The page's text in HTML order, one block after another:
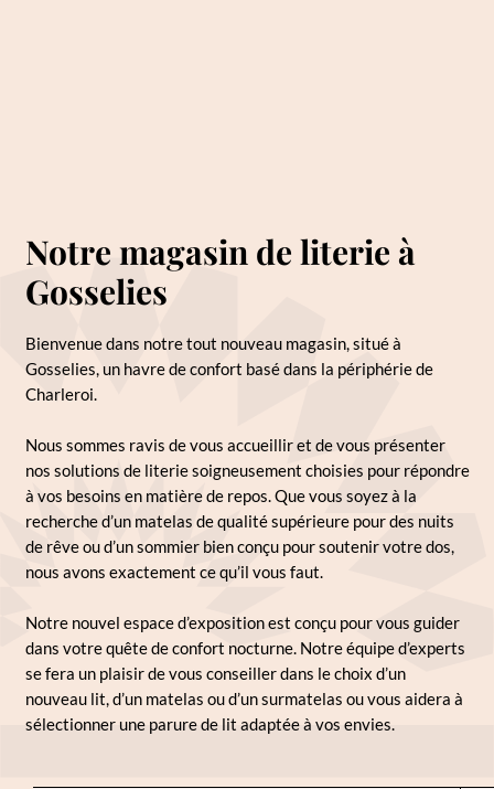
Notre magasin de literie à
Gosselies
Bienvenue dans notre tout nouveau magasin, situé à
Gosselies, un havre de confort basé dans la périphérie de
Charleroi.
Nous sommes ravis de vous accueillir et de vous présenter
nos solutions de literie soigneusement choisies pour répondre
à vos besoins en matière de repos. Que vous soyez à la
recherche d’un matelas de qualité supérieure pour des nuits
de rêve ou d’un sommier bien conçu pour soutenir votre dos,
nous avons exactement ce qu’il vous faut.
Notre nouvel espace d’exposition est conçu pour vous guider
dans votre quête de confort nocturne. Notre équipe d’experts
se fera un plaisir de vous conseiller dans le choix d’un
nouveau lit, d’un matelas ou d’un surmatelas ou vous aidera à
sélectionner une parure de lit adaptée à vos envies.